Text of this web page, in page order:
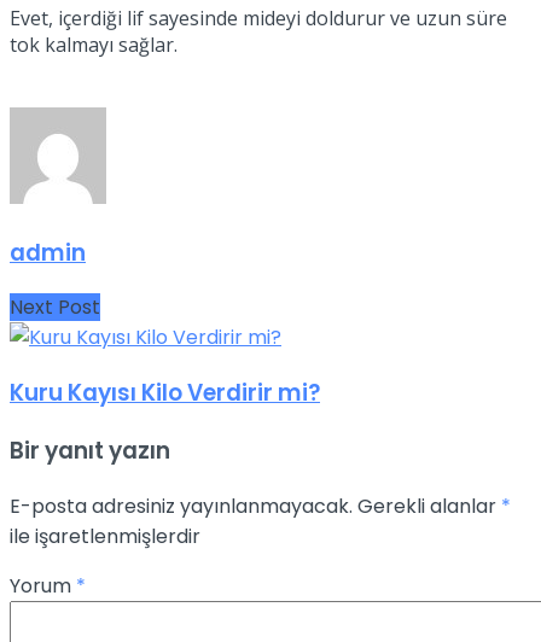
Evet, içerdiği lif sayesinde mideyi doldurur ve uzun süre
tok kalmayı sağlar.
admin
Next Post
Kuru Kayısı Kilo Verdirir mi?
Bir yanıt yazın
E-posta adresiniz yayınlanmayacak. Gerekli alanlar *
ile işaretlenmişlerdir
Yorum *